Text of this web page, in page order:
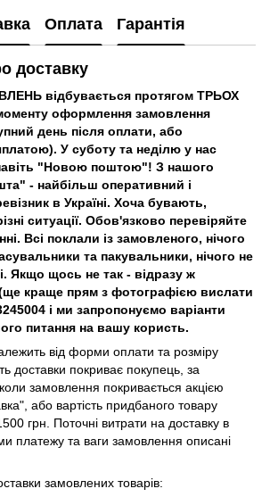
Оплата Гарантія
доставку
відбувається протягом ТРЬОХ
оформлення замовлення
день після оплати, або
У суботу та неділю у нас
"Новою поштою"! З нашого
- найбільш оперативний і
в Україні. Хоча бувають,
ситуації. Обов'язково перевіряйте
Всі поклали із замовленого, нічого
та пакувальники, нічого не
Якщо щось не так - відразу ж
краще прям з фотографією вислати
і ми запропонуємо варіанти
питання на вашу користь.
від форми оплати та розміру
доставки покриває покупець, за
замовлення покривається акцією
або вартість придбаного товару
грн. Поточні витрати на доставку в
платежу та ваги замовлення описані
замовлених товарів: